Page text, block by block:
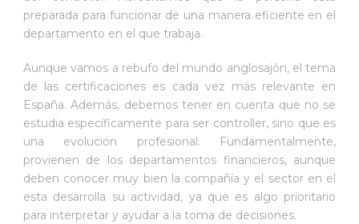
preparada para funcionar de una manera eficiente en el
departamento en el que trabaja.
Aunque vamos a rebufo del mundo anglosajón, el tema
de las certificaciones es cada vez más relevante en
España. Además, debemos tener en cuenta que no se
estudia específicamente para ser controller, sino que es
una evolución profesional. Fundamentalmente,
provienen de los departamentos financieros, aunque
deben conocer muy bien la compañía y el sector en el
esta desarrolla su actividad, ya que es algo prioritario
para interpretar y ayudar a la toma de decisiones.